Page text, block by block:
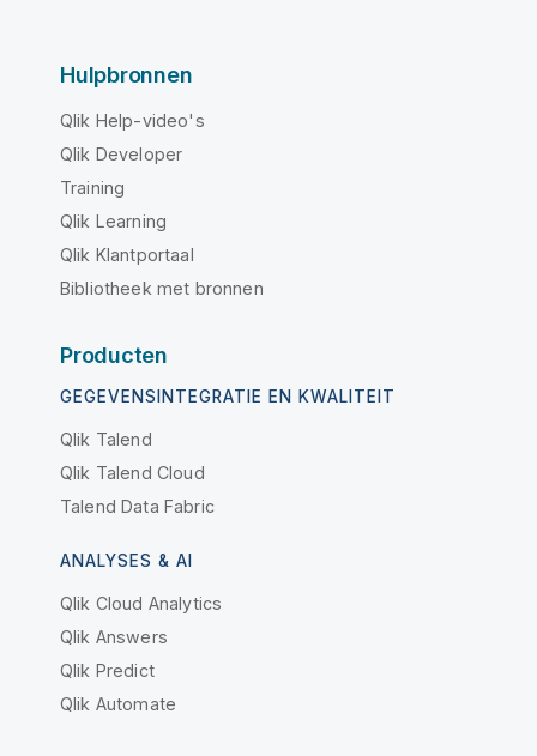
Hulpbronnen
Qlik Help-video's
Qlik Developer
Training
Qlik Learning
Qlik Klantportaal
Bibliotheek met bronnen
Producten
GEGEVENSINTEGRATIE EN KWALITEIT
Qlik Talend
Qlik Talend Cloud
Talend Data Fabric
ANALYSES & AI
Qlik Cloud Analytics
Qlik Answers
Qlik Predict
Qlik Automate